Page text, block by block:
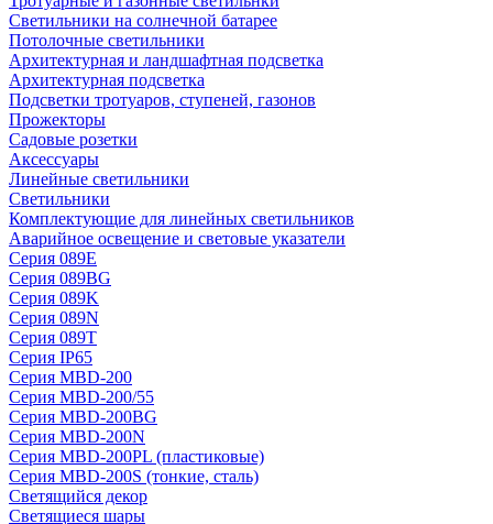
Светильники на солнечной батарее
Потолочные светильники
Архитектурная и ландшафтная подсветка
Архитектурная подсветка
Подсветки тротуаров, ступеней, газонов
Прожекторы
Садовые розетки
Аксессуары
Линейные светильники
Светильники
Комплектующие для линейных светильников
Аварийное освещение и световые указатели
Серия 089E
Серия 089BG
Серия 089K
Серия 089N
Серия 089T
Серия IP65
Серия MBD-200
Серия MBD-200/55
Серия MBD-200BG
Серия MBD-200N
Серия MBD-200PL (пластиковые)
Серия MBD-200S (тонкие, сталь)
Светящийся декор
Светящиеся шары